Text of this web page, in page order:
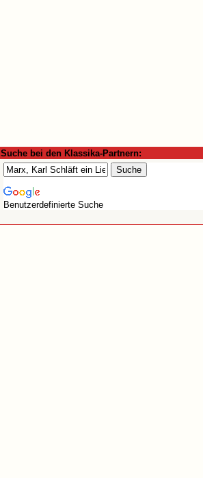
Suche bei den Klassika-Partnern:
Benutzerdefinierte Suche